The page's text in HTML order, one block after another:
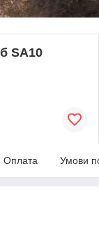
SA10
Оплата Умови